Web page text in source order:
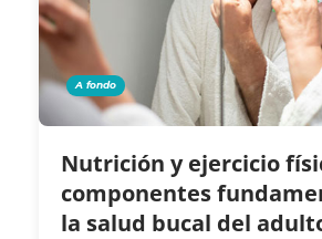
A fondo
Nutrición y ejercicio
componentes
la salud bucal del